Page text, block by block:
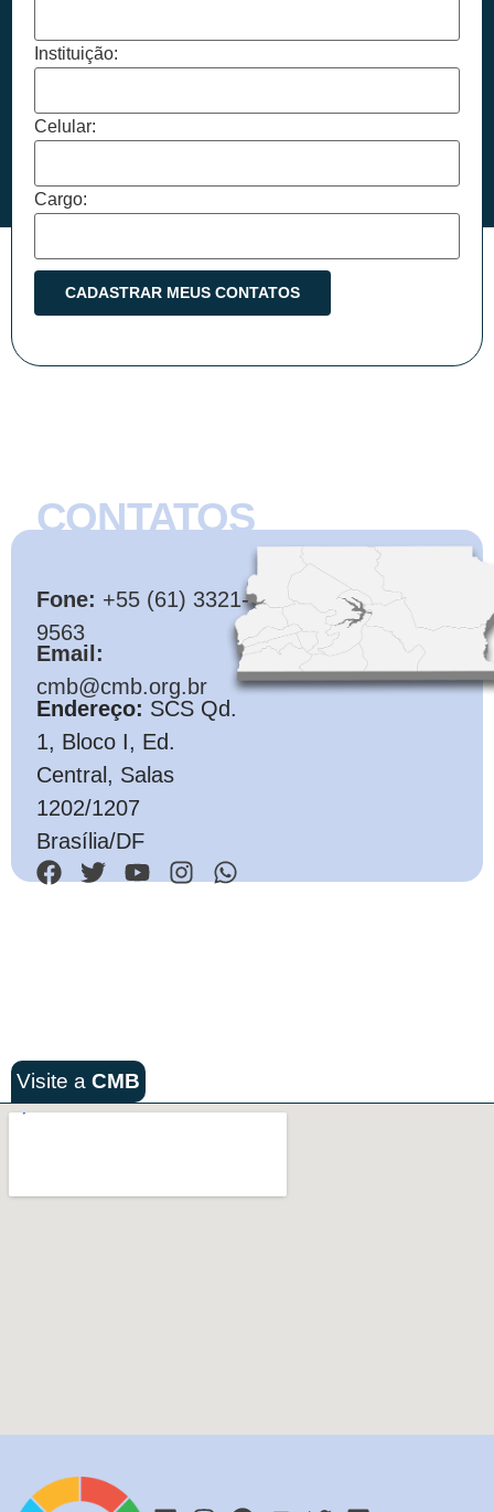
Instituição:
Celular:
Cargo:
CONTATOS
Fone: +55 (61) 3321-
9563
Email:
cmb@cmb.org.br
Endereço: SCS Qd.
1, Bloco I, Ed.
Central, Salas
1202/1207
Brasília/DF
Visite a CMB